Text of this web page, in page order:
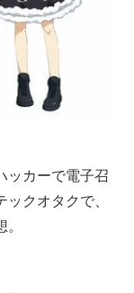
ッカーで電子召
クオタクで、